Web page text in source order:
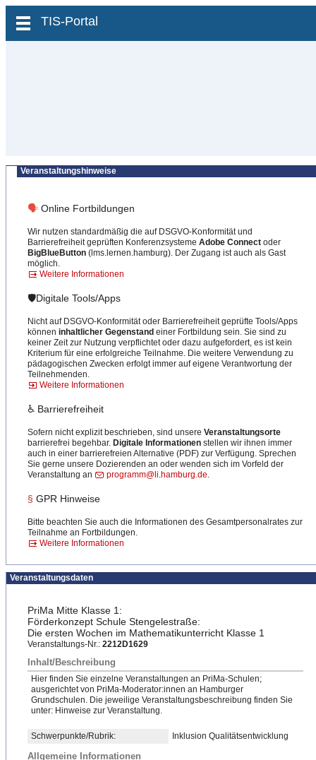
zum Inhalt wechseln
TIS-Portal
Veranstaltungshinweise
🗣 Online Fortbildungen
Wir nutzen standardmäßig die auf DSGVO-Konformität und
Barrierefreiheit geprüften Konferenzsysteme Adobe Connect oder
BigBlueButton (lms.lernen.hamburg). Der Zugang ist auch als Gast
möglich.
Weitere Informationen
🛡️Digitale Tools/Apps
Nicht auf DSGVO-Konformität oder Barrierefreiheit geprüfte Tools/Apps
können inhaltlicher Gegenstand einer Fortbildung sein. Sie sind zu
keiner Zeit zur Nutzung verpflichtet oder dazu aufgefordert, es ist kein
Kriterium für eine erfolgreiche Teilnahme. Die weitere Verwendung zu
pädagogischen Zwecken erfolgt immer auf eigene Verantwortung der
Teilnehmenden.
Weitere Informationen
♿ Barrierefreiheit
Sofern nicht explizit beschrieben, sind unsere Veranstaltungsorte
barrierefrei begehbar. Digitale Informationen stellen wir ihnen immer
auch in einer barrierefreien Alternative (PDF) zur Verfügung. Sprechen
Sie gerne unsere Dozierenden an oder wenden sich im Vorfeld der
Veranstaltung an
programm@li.hamburg.de.
§ GPR Hinweise
Bitte beachten Sie auch die Informationen des Gesamtpersonalrates zur
Teilnahme an Fortbildungen.
Weitere Informationen
Veranstaltungsdaten
PriMa Mitte Klasse 1:
Förderkonzept Schule Stengelestraße:
Die ersten Wochen im Mathematikunterricht Klasse 1
Veranstaltungs-Nr.: 2212D1629
Inhalt/Beschreibung
Hier finden Sie einzelne Veranstaltungen an PriMa-Schulen;
ausgerichtet von PriMa-Moderator:innen an Hamburger
Grundschulen. Die jeweilige Veranstaltungsbeschreibung ​ finden Sie
unter: Hinweise zur Veranstaltung.
Schwerpunkte/Rubrik: Inklusion Qualitätsentwicklung
Allgemeine Informationen